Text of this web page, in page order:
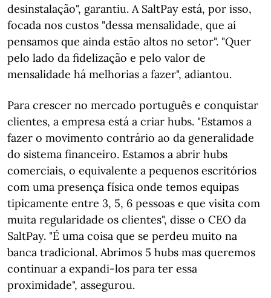
desinstalação", garantiu. A SaltPay está, por isso,
focada nos custos "dessa mensalidade, que aí
pensamos que ainda estão altos no setor". "Quer
pelo lado da fidelização e pelo valor de
mensalidade há melhorias a fazer", adiantou.
Para crescer no mercado português e conquistar
clientes, a empresa está a criar hubs. "Estamos a
fazer o movimento contrário ao da generalidade
do sistema financeiro. Estamos a abrir hubs
comerciais, o equivalente a pequenos escritórios
com uma presença física onde temos equipas
tipicamente entre 3, 5, 6 pessoas e que visita com
muita regularidade os clientes", disse o CEO da
SaltPay. "É uma coisa que se perdeu muito na
banca tradicional. Abrimos 5 hubs mas queremos
continuar a expandi-los para ter essa
proximidade", assegurou.